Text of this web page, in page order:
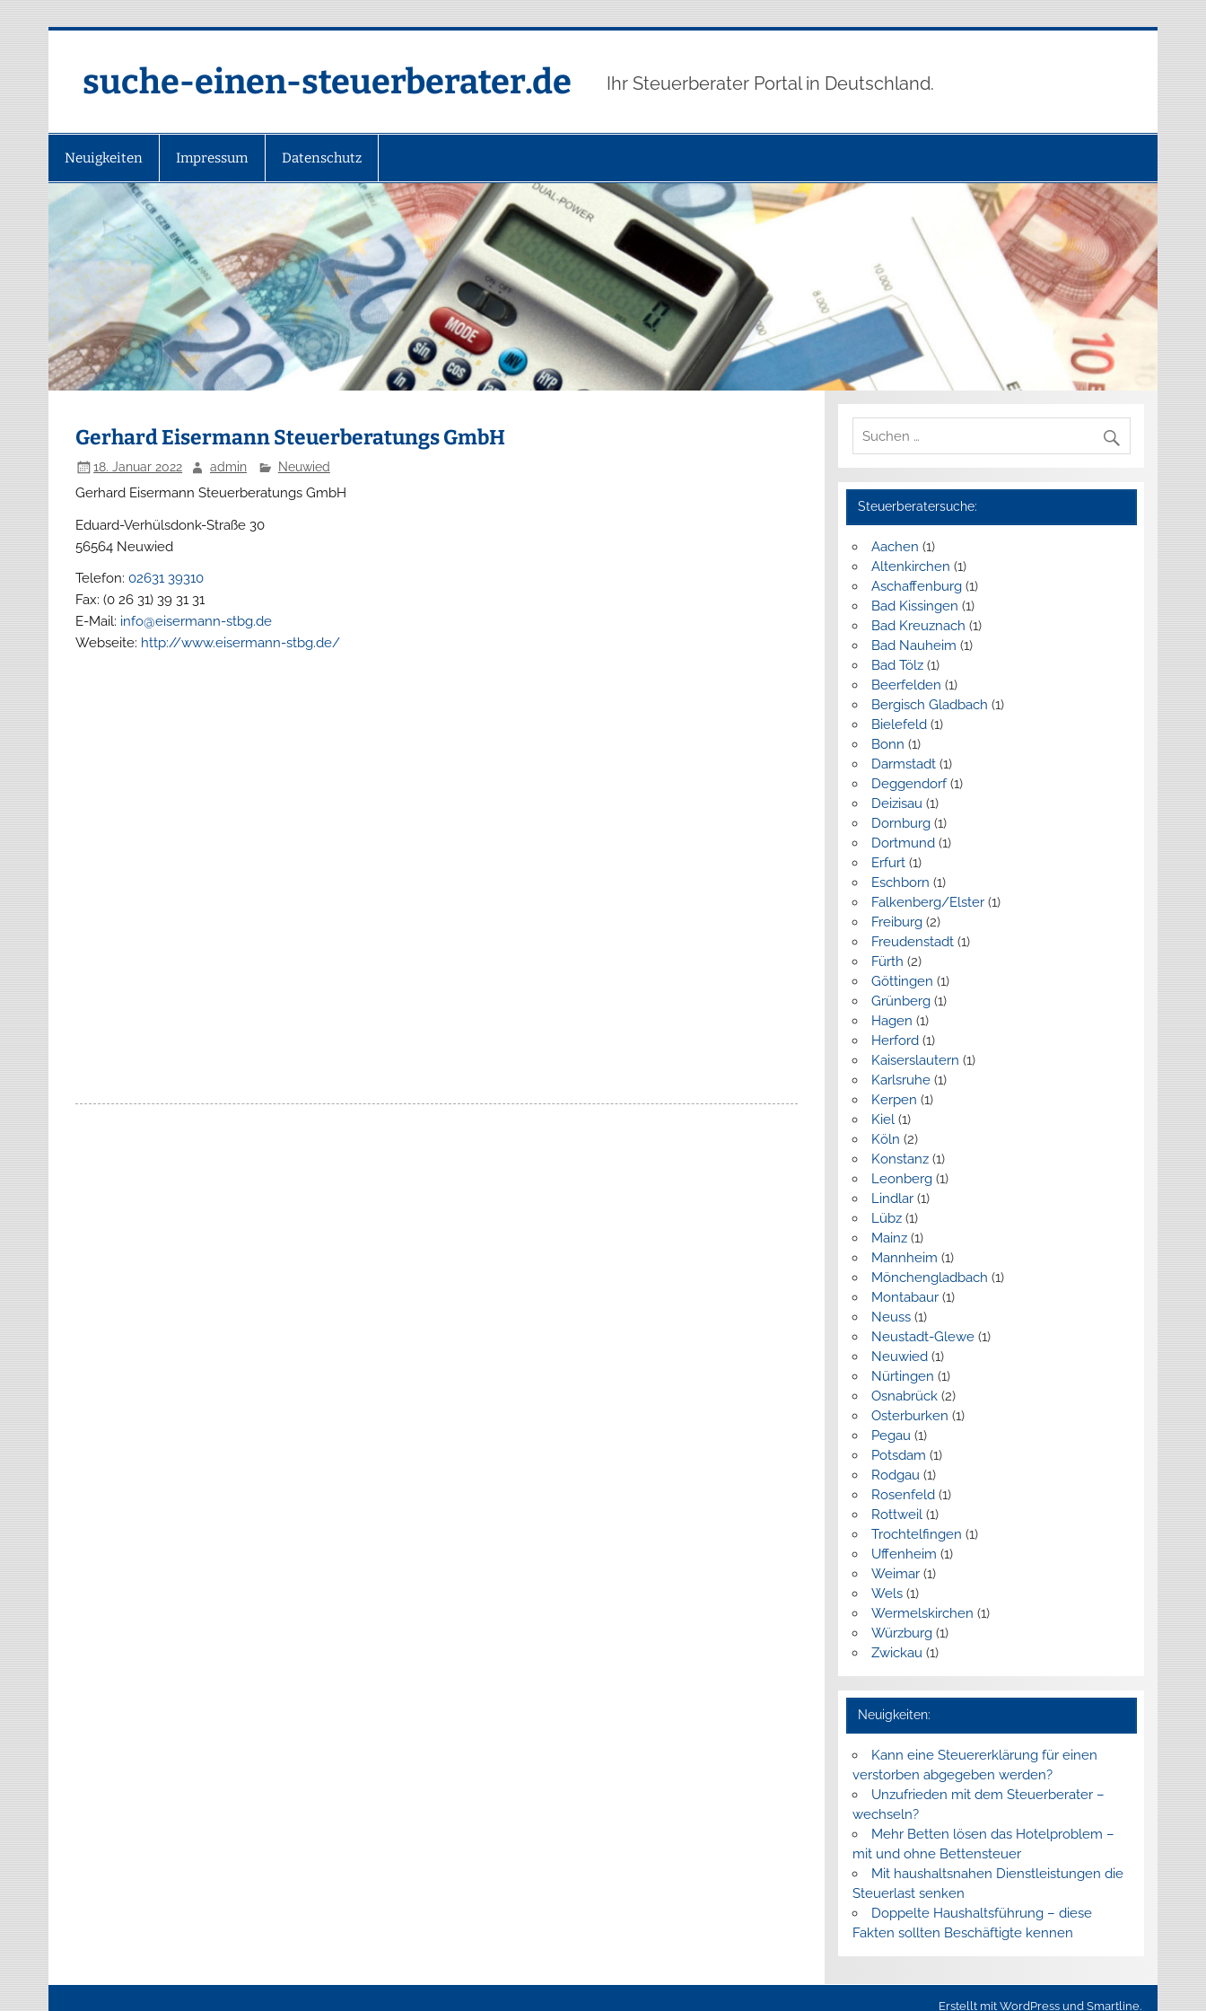
suche-einen-steuerberater.de Ihr Steuerberater Portal in Deutschland.
Neuigkeiten Impressum Datenschutz
Gerhard Eisermann Steuerberatungs GmbH
18. Januar 2022 admin Neuwied
Gerhard Eisermann Steuerberatungs GmbH
Eduard-Verhülsdonk-Straße 30
56564 Neuwied
Telefon:02631 39310
Fax:(0 26 31) 39 31 31
E-Mail: info@eisermann-stbg.de
Webseite: http://www.eisermann-stbg.de/
Steuerberatersuche:
Aachen (1)
Altenkirchen (1)
Aschaffenburg(1)
Bad Kissingen (1)
Bad Kreuznach (1)
Bad Nauheim (1)
Bad Tölz(1)
Beerfelden (1)
Bergisch Gladbach (1)
Bielefeld(1)
Bonn (1)
Darmstadt(1)
Deggendorf(1)
Deizisau (1)
Dornburg(1)
Dortmund(1)
Erfurt(1)
Eschborn (1)
Falkenberg/Elster(1)
Freiburg(2)
Freudenstadt(1)
Fürth (2)
Göttingen (1)
Grünberg(1)
Hagen (1)
Herford(1)
Kaiserslautern (1)
Karlsruhe(1)
Kerpen (1)
Kiel(1)
Köln (2)
Konstanz(1)
Leonberg(1)
Lindlar(1)
Lübz(1)
Mainz(1)
Mannheim (1)
Mönchengladbach (1)
Montabaur(1)
Neuss(1)
Neustadt-Glewe(1)
Neuwied(1)
Nürtingen (1)
Osnabrück(2)
Osterburken (1)
Pegau (1)
Potsdam (1)
Rodgau (1)
Rosenfeld(1)
Rottweil(1)
Trochtelfingen (1)
Uffenheim (1)
Weimar(1)
Wels(1)
Wermelskirchen (1)
Würzburg(1)
Zwickau (1)
Neuigkeiten:
Kann eine Steuererklärung für einen
verstorben abgegeben werden?
Unzufrieden mit dem Steuerberater –
wechseln?
Mehr Betten lösen das Hotelproblem –
mit und ohne Bettensteuer
Mit haushaltsnahen Dienstleistungen die
Steuerlast senken
Doppelte Haushaltsführung – diese
Fakten sollten Beschäftigte kennen
Erstellt mit WordPress und Smartline.